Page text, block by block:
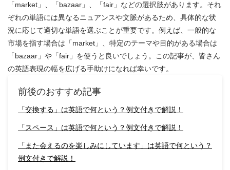
「market」、「bazaar」、「fair」などの選択肢があります。それ
ぞれの単語には異なるニュアンスや文脈があるため、具体的な状
況に応じて適切な単語を選ぶことが重要です。例えば、一般的な
市場を指す場合は「market」、特定のテーマや目的がある場合は
「bazaar」や「fair」を使うと良いでしょう。この記事が、皆さん
の英語表現の幅を広げる手助けになれば幸いです。
前後のおすすめ記事
「交換する」は英語で何という？例文付きで解説！
「スペース」は英語で何という？例文付きで解説！
「また会えるのを楽しみにしています」は英語で何という？
例文付きで解説！